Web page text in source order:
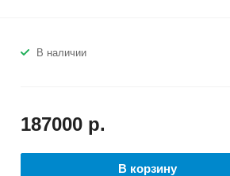
В наличии
187000 р.
В корзину